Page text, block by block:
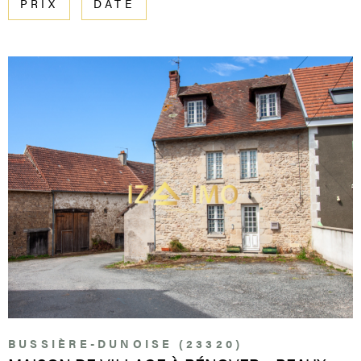
PRIX DATE
BUSSIÈRE-DUNOISE (23320)
VOIR LE BIEN
RÉFÉRENCE
CRITÈRES SUPPLÉMENTAIRES
Piscine
Parking
Terrasse